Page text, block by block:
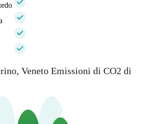
Veneto Emissioni di CO2 di